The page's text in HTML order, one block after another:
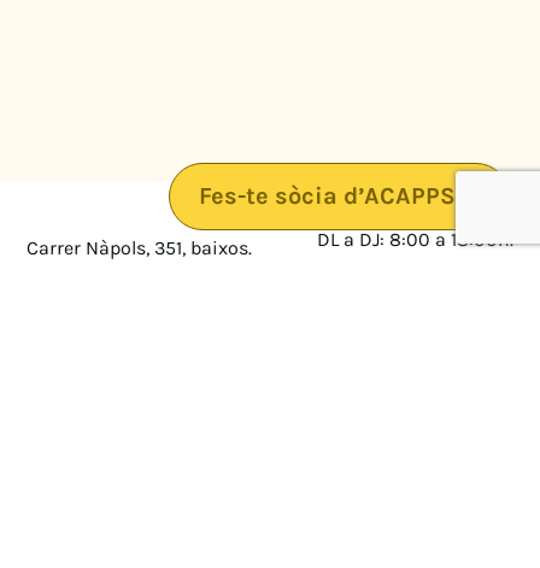
Fes-te sòcia d’ACAPPS
Carrer Nàpols, 351, baixos.
08025 · Barcelona
DL a DJ: 8:00 a 18:00h.